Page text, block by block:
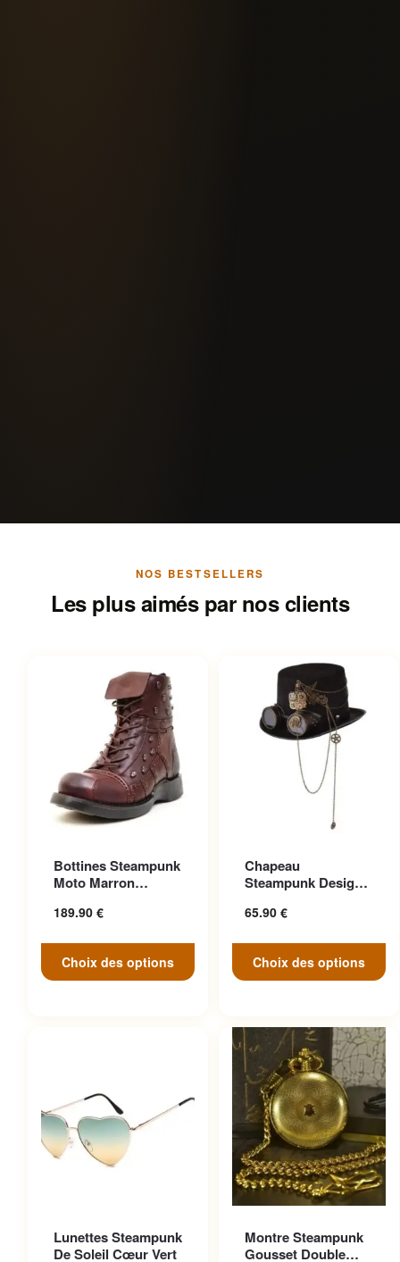
NOS BESTSELLERS
Les plus aimés par nos clients
Bottines Steampunk
Moto Marron
189.90 €
Choix des options
variations. Les options
page du produit
Chapeau
Steampunk Design
65.90 €
Choix des options
variations. Les options
peuvent être choisies sur la
page du produit
Lunettes Steampunk
De Soleil Cœur Vert
variations. Les options
Montre Steampunk
Gousset Double